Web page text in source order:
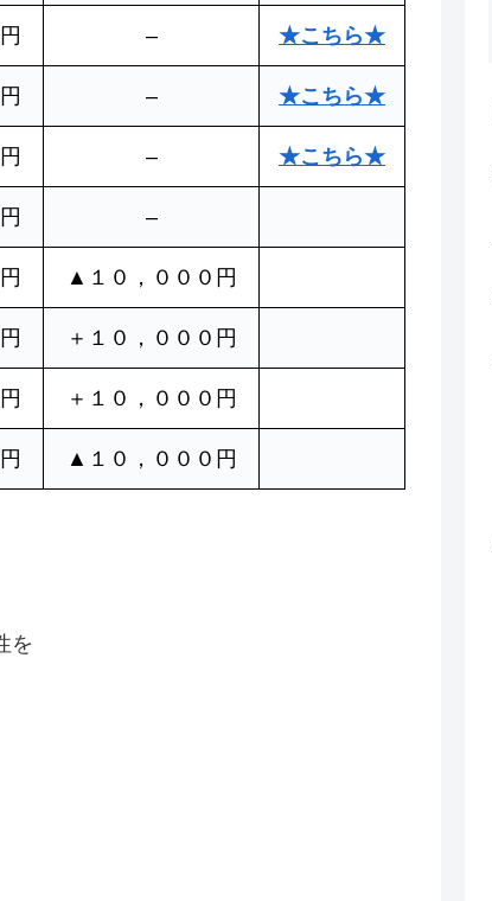
– ★こちら★
– ★こちら★
– ★こちら★
–
▲１０，０００円
＋１０，０００円
＋１０，０００円
▲１０，０００円
を